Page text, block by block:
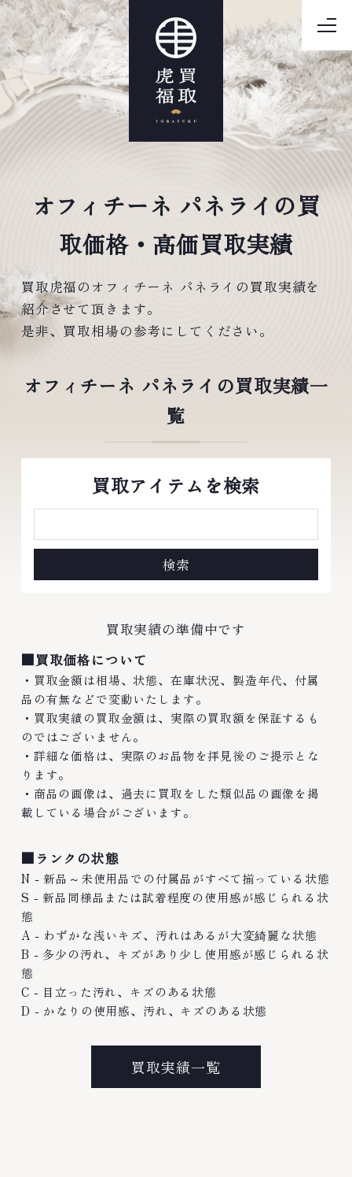
オフィチーネ パネライの買
取価格・高価買取実績
買取虎福のオフィチーネ パネライの買取実績を
紹介させて頂きます。
是非、買取相場の参考にしてください。
オフィチーネ パネライの買取実績一
覧
買取アイテムを検索
買取実績の準備中です
■買取価格について
・買取金額は相場、状態、在庫状況、製造年代、付属
品の有無などで変動いたします。
・買取実績の買取金額は、実際の買取額を保証するも
のではございません。
・詳細な価格は、実際のお品物を拝見後のご提示とな
ります。
・商品の画像は、過去に買取をした類似品の画像を掲
載している場合がございます。
■ランクの状態
N - 新品～未使用品での付属品がすべて揃っている状態
S - 新品同様品または試着程度の使用感が感じられる状
態
A - わずかな浅いキズ、汚れはあるが大変綺麗な状態
B - 多少の汚れ、キズがあり少し使用感が感じられる状
態
C - 目立った汚れ、キズのある状態
D - かなりの使用感、汚れ、キズのある状態
買取実績一覧